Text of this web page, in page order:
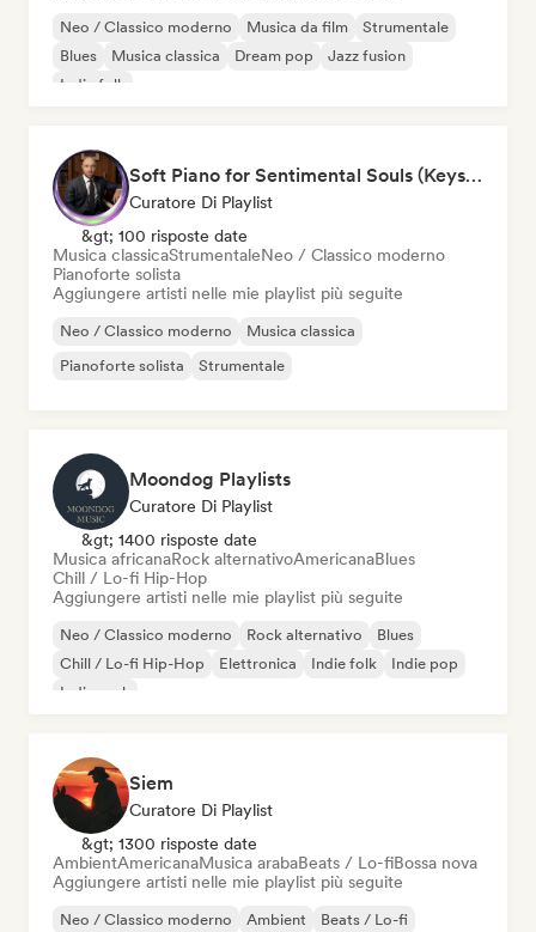
Neo / Classico moderno Musica da film
Strumentale
Blues
Musica classica Dream pop
Jazz fusion
Indie folk
Soft Piano for Sentimental Souls (Keys From Above)
Curatore Di Playlist
&gt; 100 risposte date
Musica classicaStrumentaleNeo / Classico moderno
Pianoforte solista
Aggiungere artisti nelle mie playlist più seguite
Neo / Classico moderno
Musica classica
Pianoforte solista
Strumentale
Moondog Playlists
Curatore Di Playlist
&gt; 1400 risposte date
Musica africanaRock alternativoAmericanaBlues
Chill / Lo-fi Hip-Hop
Aggiungere artisti nelle mie playlist più seguite
Neo / Classico moderno Rock alternativo
Blues
Chill / Lo-fi Hip-Hop
Elettronica Indie folk
Indie pop
Indie rock
Siem
Curatore Di Playlist
&gt; 1300 risposte date
AmbientAmericanaMusica arabaBeats / Lo-fiBossa nova
Aggiungere artisti nelle mie playlist più seguite
Neo / Classico moderno Ambient
Beats / Lo-fi